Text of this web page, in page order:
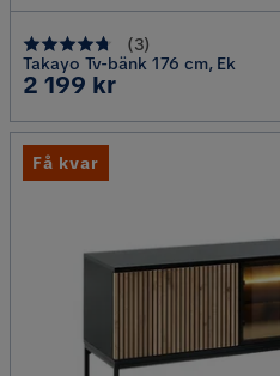
(3)
Takayo Tv-bänk 176 cm, Ek
Pris
2 199 kr
Få kvar